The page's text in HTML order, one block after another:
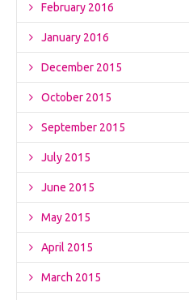
February 2016
January 2016
December 2015
October 2015
September 2015
July 2015
June 2015
May 2015
April 2015
March 2015